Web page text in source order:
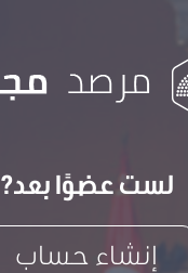
لست عضوًا بعد?
إنشاء حساب